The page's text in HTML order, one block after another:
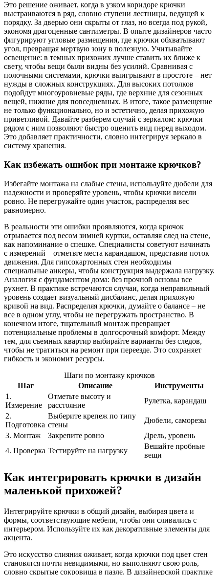
Это решение оживает, когда в узком коридоре крючки
выстраиваются в ряд, словно ступени лестницы, ведущей к
порядку. За дверью они скрыты от глаз, но всегда под рукой,
экономя драгоценные сантиметры. В опыте дизайнеров часто
фигурируют угловые размещения, где крючки обхватывают
угол, превращая мертвую зону в полезную. Учитывайте
освещение: в темных прихожих лучше ставить их ближе к
свету, чтобы вещи были видны без усилий. Сравнивая с
полочными системами, крючки выигрывают в простоте – нет
нужды в сложных конструкциях. Для высоких потолков
подойдут многоуровневые ряды, где верхние для сезонных
вещей, нижние для повседневных. В итоге, такое размещение
не только функционально, но и эстетично, делая прихожую
приветливой. Давайте разберем случай с зеркалом: крючки
рядом с ним позволяют быстро оценить вид перед выходом.
Это добавляет практичности, словно интегрируя зеркало в
систему хранения.
Как избежать ошибок при монтаже крючков?
Избегайте монтажа на слабые стены, используйте дюбели для
надежности и проверяйте уровень, чтобы крючки висели
ровно. Не перегружайте один участок, распределяя вес
равномерно.
В реальности эти ошибки проявляются, когда крючок
отрывается под весом зимней куртки, оставляя след на стене,
как напоминание о спешке. Специалисты советуют начинать
с измерений – отметьте места карандашом, представив поток
движения. Для гипсокартонных стен необходимы
специальные анкеры, чтобы конструкция выдержала нагрузку.
Аналогия с фундаментом дома: без прочной основы все
рухнет. В практике встречаются случаи, когда неправильный
уровень создает визуальный дисбаланс, делая прихожую
кривой на вид. Распределяя крючки, думайте о балансе – не
все в одном углу, чтобы не перегружать пространство. В
конечном итоге, тщательный монтаж превращает
потенциальные проблемы в долгосрочный комфорт. Между
тем, для съемных квартир выбирайте варианты без следов,
чтобы не тратиться на ремонт при переезде. Это сохраняет
гибкость и экономит ресурсы.
Шаги по монтажу крючков
Шаг
Описание
Инструменты
1.
Измерение
Отметьте высоту и
расстояние
Рулетка, карандаш
2.
Подготовка
Выберите крепеж по типу
стены
Дюбели, саморезы
3. Монтаж
Закрепите ровно
Дрель, уровень
4. Проверка Тестируйте на нагрузку
Вешайте пробные
вещи
Как интегрировать крючки в дизайн
маленькой прихожей?
Интегрируйте крючки в общий дизайн, выбирая цвета и
формы, соответствующие мебели, чтобы они сливались с
интерьером. Используйте их как декоративные элементы для
акцента.
Это искусство слияния оживает, когда крючки под цвет стен
становятся почти невидимыми, но выполняют свою роль,
словно скрытые сокровища в пазле. В дизайнерской практике